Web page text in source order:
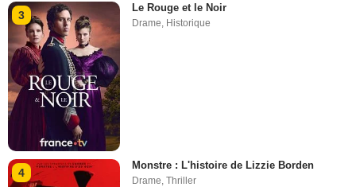
3
Le Rouge et le Noir
Drame Historique
4
Monstre : L'histoire de Lizzie Borden
Drame,Thriller